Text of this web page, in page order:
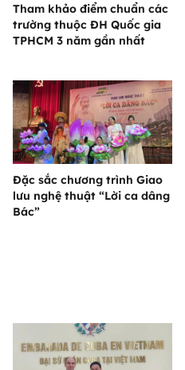
Tham khảo điểm chuẩn các
trường thuộc ĐH Quốc gia
TPHCM 3 năm gần nhất
Đặc sắc chương trình Giao
lưu nghệ thuật “Lời ca dâng
Bác”